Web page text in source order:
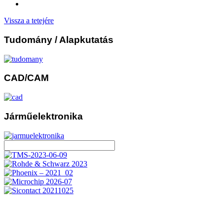
Vissza a tetejére
Tudomány / Alapkutatás
CAD/CAM
Járműelektronika